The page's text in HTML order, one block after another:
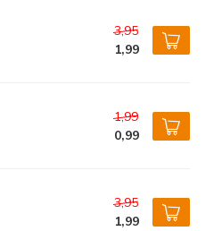
3,95
1,99
1,99
0,99
3,95
1,99